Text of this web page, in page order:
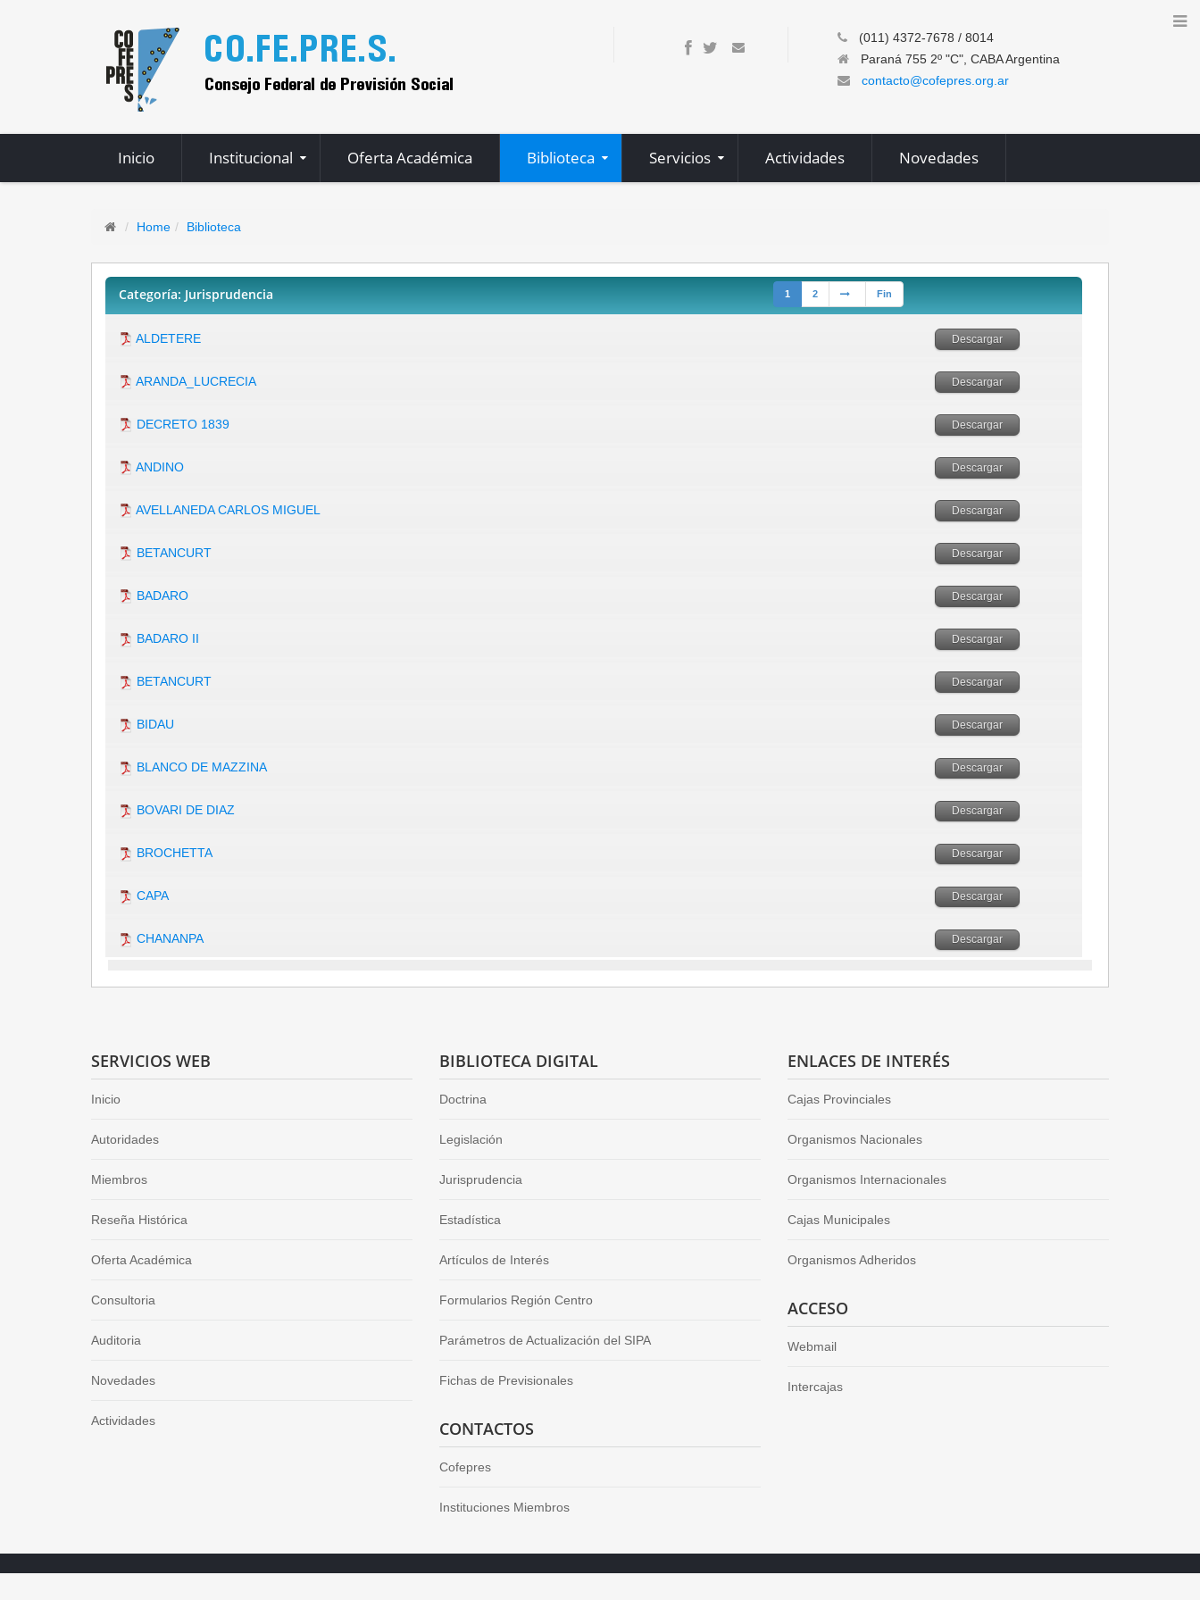
(011) 4372-7678 / 8014
Paraná 755 2º "C", CABA Argentina
contacto@cofepres.org.ar
Inicio Institucional Oferta Académica Biblioteca Servicios Actividades Novedades
Home Biblioteca
Categoría: Jurisprudencia 1 2 Fin
ALDETERE Descargar
ARANDA_LUCRECIA Descargar
DECRETO 1839 Descargar
ANDINO Descargar
AVELLANEDA CARLOS MIGUEL Descargar
BETANCURT Descargar
BADARO Descargar
BADARO II Descargar
BETANCURT Descargar
BIDAU Descargar
BLANCO DE MAZZINA Descargar
BOVARI DE DIAZ Descargar
BROCHETTA Descargar
CAPA Descargar
CHANANPA Descargar
SERVICIOS WEB
Inicio
Autoridades
Miembros
Reseña Histórica
Oferta Académica
Consultoria
Auditoria
Novedades
Actividades
BIBLIOTECA DIGITAL
Doctrina
Legislación
Jurisprudencia
Estadística
Artículos de Interés
Formularios Región Centro
Parámetros de Actualización del SIPA
Fichas de Previsionales
CONTACTOS
Cofepres
Instituciones Miembros
ENLACES DE INTERÉS
Cajas Provinciales
Organismos Nacionales
Organismos Internacionales
Cajas Municipales
Organismos Adheridos
ACCESO
Webmail
Intercajas